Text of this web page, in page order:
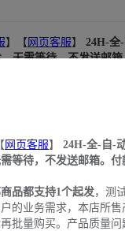
】【 网页客服】 24H-全
无需等待，不发送邮
同用户的业务需求，本
单暴力获取用户卡密
号密码和所绑定邮箱的
网页客服】 24H-全-自-
等待，不发送邮箱。
品都支持1个起发，测
的业务需求，本店所
批量购买。产品质量问